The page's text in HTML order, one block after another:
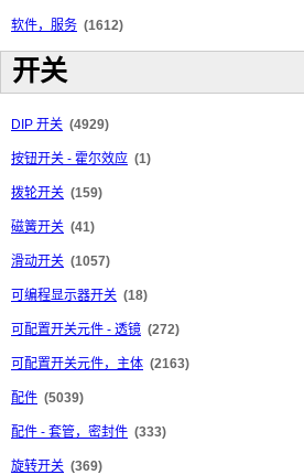
软件，服务 (1612)
开关
DIP 开关 (4929)
按钮开关 - 霍尔效应 (1)
拨轮开关 (159)
磁簧开关 (41)
滑动开关 (1057)
可编程显示器开关 (18)
可配置开关元件 - 透镜 (272)
可配置开关元件，主体 (2163)
配件 (5039)
配件 - 套管，密封件 (333)
旋转开关 (369)